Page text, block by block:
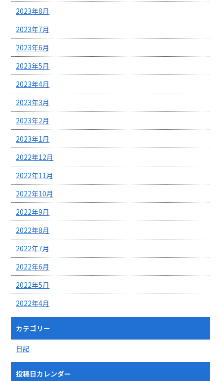
2023年8月
2023年7月
2023年6月
2023年5月
2023年4月
2023年3月
2023年2月
2023年1月
2022年12月
2022年11月
2022年10月
2022年9月
2022年8月
2022年7月
2022年6月
2022年5月
2022年4月
カテゴリー
日記
投稿日カレンダー